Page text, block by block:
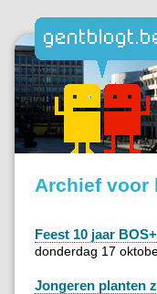
Archief voor
Feest 10 jaar
donderdag 17
Jongeren planten